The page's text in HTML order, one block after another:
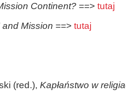
Continent? ==> tutaj
Mission ==> tutaj
(red.), Kapłaństwo w